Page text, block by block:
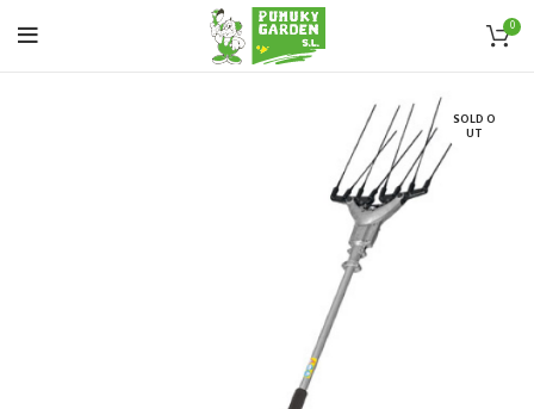
0
SOLD O
UT